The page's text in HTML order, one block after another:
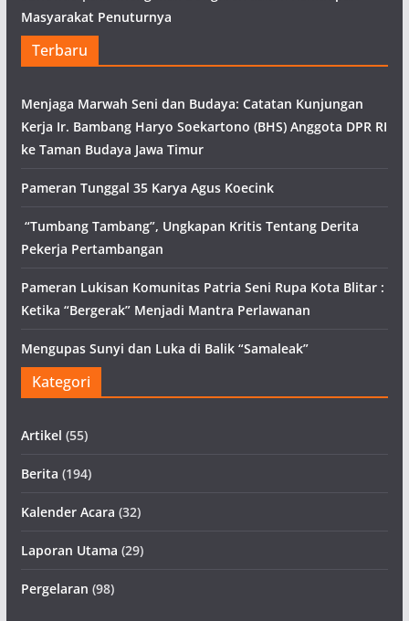
Masyarakat Penuturnya
Terbaru
Menjaga Marwah Seni dan Budaya: Catatan Kunjungan
Kerja Ir. Bambang Haryo Soekartono (BHS) Anggota DPR RI
ke Taman Budaya Jawa Timur
Pameran Tunggal 35 Karya Agus Koecink
“Tumbang Tambang”, Ungkapan Kritis Tentang Derita
Pekerja Pertambangan
Pameran Lukisan Komunitas Patria Seni Rupa Kota Blitar :
Ketika “Bergerak” Menjadi Mantra Perlawanan
Mengupas Sunyi dan Luka di Balik “Samaleak”
Kategori
Artikel (55)
Berita (194)
Kalender Acara (32)
Laporan Utama (29)
Pergelaran (98)